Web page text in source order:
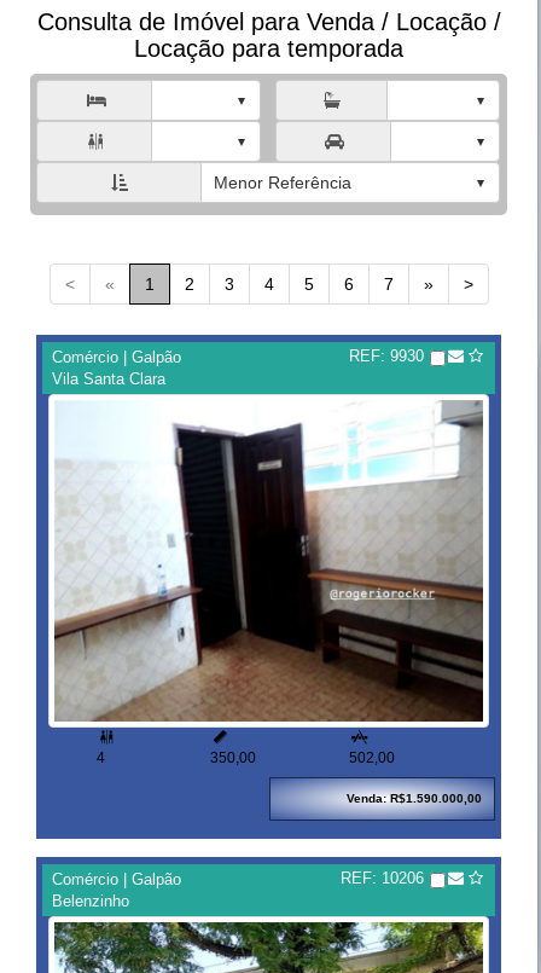
Consulta de Imóvel para Venda / Locação /
Locação para temporada

 
Menor Referência
< « 1 2 3 4 5 6 7 » >
Comércio | Galpão
Vila Santa Clara
REF: 9930

4

350,00

502,00
Venda: R$1.590.000,00
Comércio | Galpão
Belenzinho
REF: 10206